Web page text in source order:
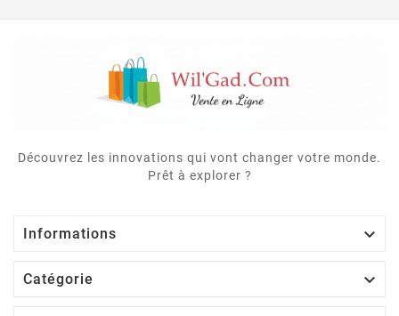
Découvrez les innovations qui vont changer votre monde.
Prêt à explorer ?
Informations 
Catégorie 